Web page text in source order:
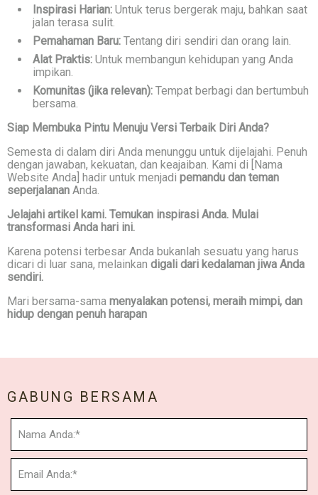
Inspirasi Harian: Untuk terus bergerak maju, bahkan saat
jalan terasa sulit.
Pemahaman Baru: Tentang diri sendiri dan orang lain.
Alat Praktis: Untuk membangun kehidupan yang Anda
impikan.
Komunitas (jika relevan): Tempat berbagi dan bertumbuh
bersama.
Siap Membuka Pintu Menuju Versi Terbaik Diri Anda?
Semesta di dalam diri Anda menunggu untuk dijelajahi. Penuh
dengan jawaban, kekuatan, dan keajaiban. Kami di [Nama
Website Anda] hadir untuk menjadi pemandu dan teman
seperjalanan Anda.
Jelajahi artikel kami. Temukan inspirasi Anda. Mulai
transformasi Anda hari ini.
Karena potensi terbesar Anda bukanlah sesuatu yang harus
dicari di luar sana, melainkan digali dari kedalaman jiwa Anda
sendiri.
Mari bersama-sama menyalakan potensi, meraih mimpi, dan
hidup dengan penuh harapan
GABUNG BERSAMA